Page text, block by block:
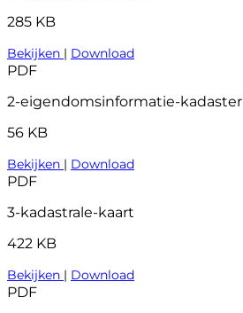
285 KB
Bekijken | Download
PDF
2-eigendomsinformatie-kadaster
56 KB
Bekijken | Download
PDF
3-kadastrale-kaart
422 KB
Bekijken | Download
PDF